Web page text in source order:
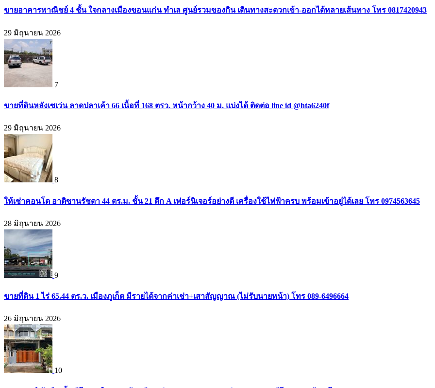
ขายอาคารพาณิชย์ 4 ชั้น ใจกลางเมืองขอนแก่น ทำเล ศูนย์รวมของกิน เดินทางสะดวกเข้า-ออกได้หลายเส้นทาง โทร 0817420943
29 มิถุนายน 2026
7
ขายที่ดินหลังเซเว่น ลาดปลาเค้า 66 เนื้อที่ 168 ตรว. หน้ากว้าง 40 ม. แบ่งได้ ติดต่อ line id @hta6240f
29 มิถุนายน 2026
8
ให้เช่าคอนโด อาติซานรัชดา 44 ตร.ม. ชั้น 21 ตึก A เฟอร์นิเจอร์อย่างดี เครื่องใช้ไฟฟ้าครบ พร้อมเข้าอยู่ได้เลย โทร 0974563645
28 มิถุนายน 2026
9
ขายที่ดิน 1 ไร่ 65.44 ตร.ว. เมืองภูเก็ต มีรายได้จากค่าเช่า+เสาสัญญาณ (ไม่รับนายหน้า) โทร 089-6496664
26 มิถุนายน 2026
10